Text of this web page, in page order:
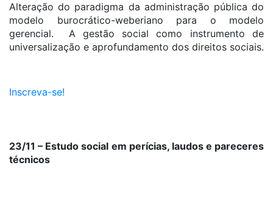
Alteração do paradigma da administração pública do
modelo burocrático-weberiano para o modelo
gerencial. A gestão social como instrumento de
universalização e aprofundamento dos direitos sociais.
Inscreva-se!
23/11 – Estudo social em perícias, laudos e pareceres
técnicos